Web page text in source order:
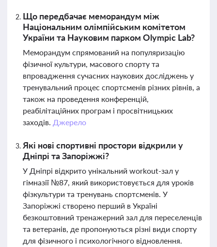
Що передбачає меморандум між
Національним олімпійським комітетом
України та Науковим парком Olympic Lab?
Меморандум спрямований на популяризацію
фізичної культури, масового спорту та
впровадження сучасних наукових досліджень у
тренувальний процес спортсменів різних рівнів, а
також на проведення конференцій,
реабілітаційних програм і просвітницьких
заходів. Джерело
Які нові спортивні простори відкрили у
Дніпрі та Запоріжжі?
У Дніпрі відкрито унікальний workout-зал у
гімназії №87, який використовується для уроків
фізкультури та тренувань спортсменів. У
Запоріжжі створено перший в Україні
безкоштовний тренажерний зал для переселенців
та ветеранів, де пропонуються різні види спорту
для фізичного і психологічного відновлення.